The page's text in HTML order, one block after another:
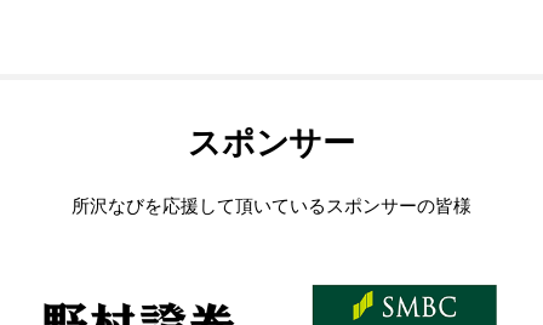
スポンサー
所沢なびを応援して頂いているスポンサーの皆様